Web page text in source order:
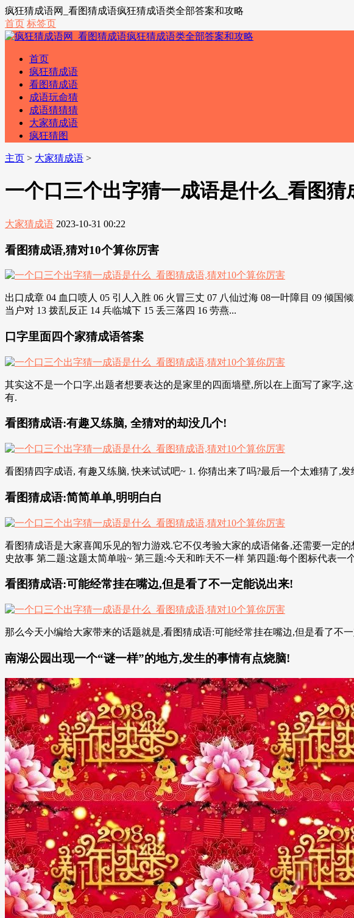
疯狂猜成语网_看图猜成语疯狂猜成语类全部答案和攻略
首页 标签页
首页
疯狂猜成语
看图猜成语
成语玩命猜
成语猜猜猜
大家猜成语
疯狂猜图
主页 > 大家猜成语 >
一个口三个出字猜一成语是什么_看图猜
大家猜成语 2023-10-31 00:22
看图猜成语,猜对10个算你厉害
出口成章 04 血口喷人 05 引人入胜 06 火冒三丈 07 八仙过海 08一叶障目 09 倾
当户对 13 拨乱反正 14 兵临城下 15 丢三落四 16 劳燕...
口字里面四个家猜成语答案
其实这不是一个口字,出题者想要表达的是家里的四面墙壁,所以在上面写了家字,
有.
看图猜成语:有趣又练脑, 全猜对的却没几个!
看图猜四字成语, 有趣又练脑, 快来试试吧~ 1. 你猜出来了吗?最后一个太难猜了,
看图猜成语:简简单单,明明白白
看图猜成语是大家喜闻乐见的智力游戏.它不仅考验大家的成语储备,还需要一定
史故事 第二题:这题太简单啦~ 第三题:今天和昨天不一样 第四题:每个图标代表
看图猜成语:可能经常挂在嘴边,但是看了不一定能说出来!
那么今天小编给大家带来的话题就是,看图猜成语:可能经常挂在嘴边,但是看了不
南湖公园出现一个“谜一样”的地方,发生的事情有点烧脑!